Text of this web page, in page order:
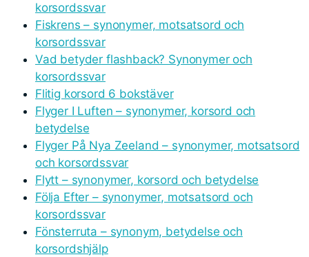
korsordssvar
Fiskrens – synonymer, motsatsord och
korsordssvar
Vad betyder flashback? Synonymer och
korsordssvar
Flitig korsord 6 bokstäver
Flyger I Luften – synonymer, korsord och
betydelse
Flyger På Nya Zeeland – synonymer, motsatsord
och korsordssvar
Flytt – synonymer, korsord och betydelse
Följa Efter – synonymer, motsatsord och
korsordssvar
Fönsterruta – synonym, betydelse och
korsordshjälp